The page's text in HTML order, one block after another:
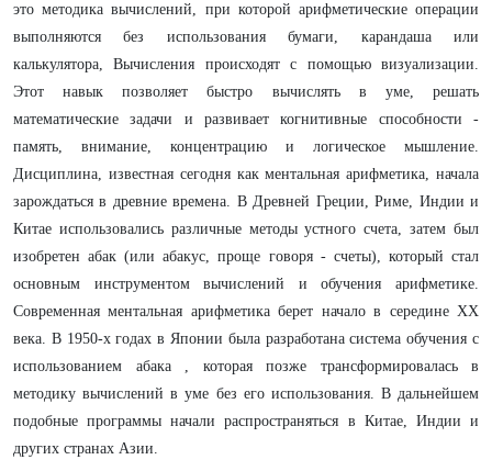
это методика вычислений, при которой арифметические операции
выполняются без использования бумаги, карандаша или
калькулятора, Вычисления происходят с помощью визуализации.
Этот навык позволяет быстро вычислять в уме, решать
математические задачи и развивает когнитивные способности -
память, внимание, концентрацию и логическое мышление.
Дисциплина, известная сегодня как ментальная арифметика, начала
зарождаться в древние времена. В Древней Греции, Риме, Индии и
Китае использовались различные методы устного счета, затем был
изобретен абак (или абакус, проще говоря - счеты), который стал
основным инструментом вычислений и обучения арифметике.
Современная ментальная арифметика берет начало в середине XX
века. В 1950-х годах в Японии была разработана система обучения с
использованием абака , которая позже трансформировалась в
методику вычислений в уме без его использования. В дальнейшем
подобные программы начали распространяться в Китае, Индии и
других странах Азии.